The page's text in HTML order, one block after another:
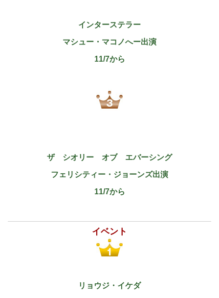
インターステラー
マシュー・マコノへー出演
11/7から
ザ シオリー オブ エバーシング
フェリシティー・ジョーンズ出演
11/7から
イベント
リョウジ・イケダ